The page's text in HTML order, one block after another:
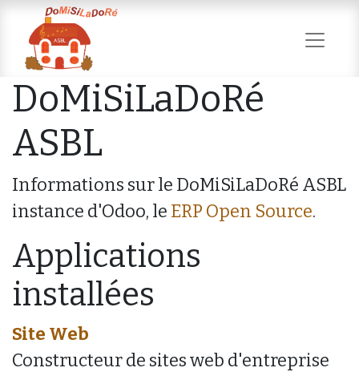
DoMiSiLaDoRé
ASBL
Informations sur le DoMiSiLaDoRé ASBL
instance d'Odoo, le ERP Open Source.
Applications
installées
Site Web
Constructeur de sites web d'entreprise